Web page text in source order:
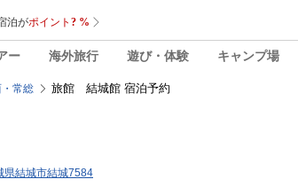
ー 海外旅行 遊び・体験 キャンプ場
常総 旅館 結城館 宿泊予約
県結城市結城7584